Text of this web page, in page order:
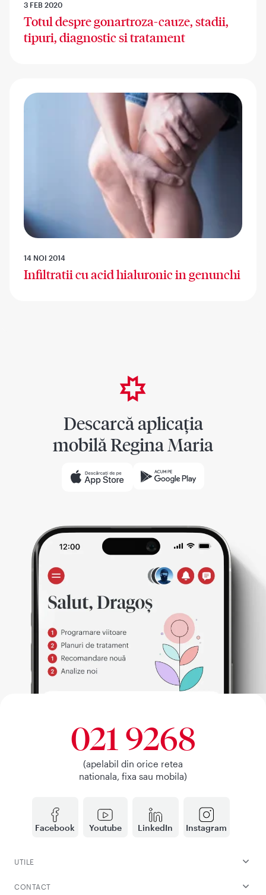
3 FEB 2020
Totul despre gonartroza-cauze, stadii,
tipuri, diagnostic si tratament
14 NOI 2014
Infiltratii cu acid hialuronic in genunchi
Descarcă aplicația
mobilă Regina Maria
Facebook Youtube LinkedIn Instagram
021 9268
(apelabil din orice retea
nationala, fixa sau mobila)
UTILE
CONTACT